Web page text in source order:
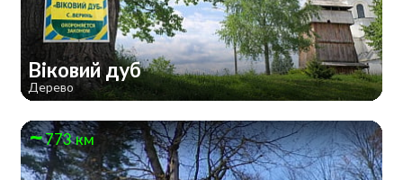
Віковий дуб
Дерево
773 км